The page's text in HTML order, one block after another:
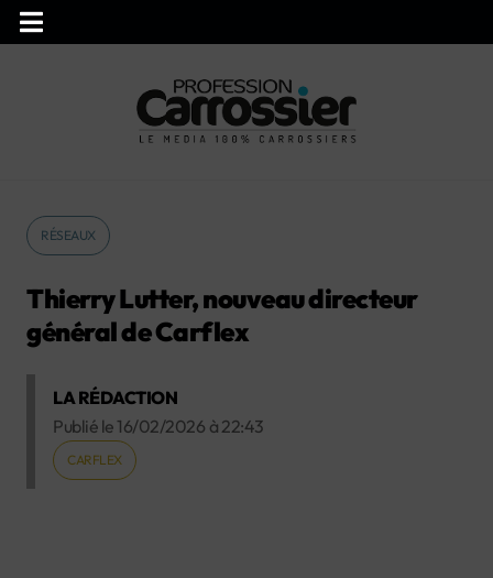
RÉSEAUX
Thierry Lutter, nouveau directeur
général de Carflex
LA RÉDACTION
Publié le 16/02/2026 à 22:43
CARFLEX